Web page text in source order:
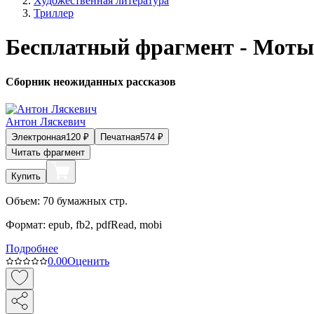
Триллер
Бесплатный фрагмент -
Сборник неожиданных рассказов
Антон Ляскевич
Электронная120 ₽ Печатная574 ₽
Читать фрагмент
Купить
Объем: 70 бумажных стр.
Формат: epub, fb2, pdfRead, mobi
Подробнее
0.00Оценить